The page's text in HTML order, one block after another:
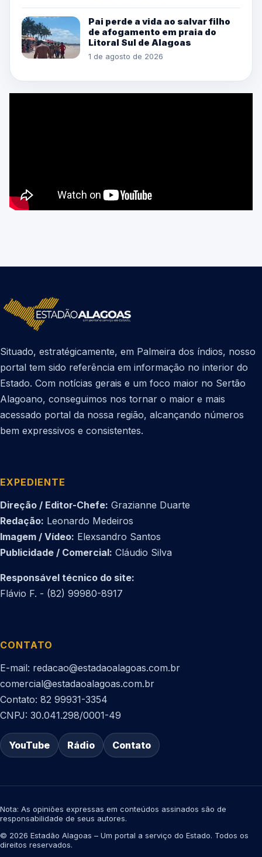
Pai perde a vida ao salvar filho
de afogamento em praia do
Litoral Sul de Alagoas
1 de agosto de 2026
Situado, estratégicamente, em Palmeira dos índios, nosso
portal tem sido referência em informação no interior do
Estado. Com notícias gerais e um foco maior no Sertão
Alagoano, conseguimos nos tornar o maior e mais
acessado portal da nossa região, alcançando números
bem expressivos e consistentes.
EXPEDIENTE
Direção / Editor-Chefe: Grazianne Duarte
Redação: Leonardo Medeiros
Imagem / Vídeo: Elexsandro Santos
Publicidade / Comercial: Cláudio Silva
Responsável técnico do site:
Flávio F. - (82) 99980-8917
CONTATO
E-mail: redacao@estadaoalagoas.com.br
comercial@estadaoalagoas.com.br
Contato: 82 99931-3354
CNPJ: 30.041.298/0001-49
YouTube Rádio Contato
Nota: As opiniões expressas em conteúdos assinados são de
responsabilidade de seus autores.
© 2026 Estadão Alagoas – Um portal a serviço do Estado. Todos os
direitos reservados.